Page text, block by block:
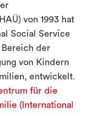
von 1993 hat
Social Service
Bereich der
von Kindern
entwickelt.
für die
(International